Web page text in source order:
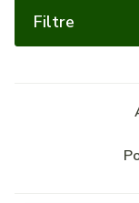
Filtre